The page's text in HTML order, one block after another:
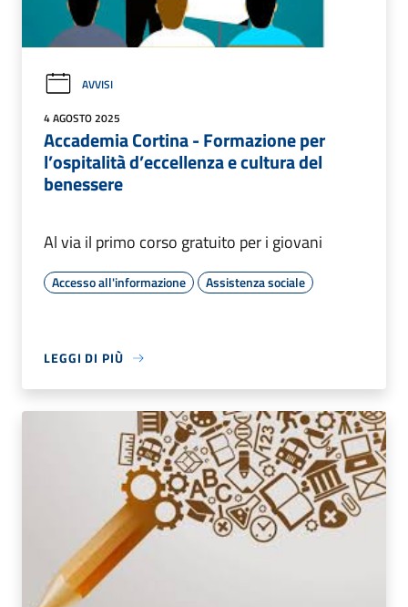
AVVISI
4 AGOSTO 2025
Accademia Cortina - Formazione per
l’ospitalità d’eccellenza e cultura del
benessere
Al via il primo corso gratuito per i giovani
Accesso all'informazione Assistenza sociale
LEGGI DI PIÙ